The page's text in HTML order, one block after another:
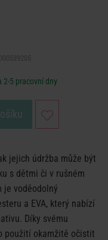
2-5 pracovní dny
jejich údržba může být
s dětmi či v rušném
je voděodolný
a EVA, který nabízí
Díky svému
použití okamžitě očistit